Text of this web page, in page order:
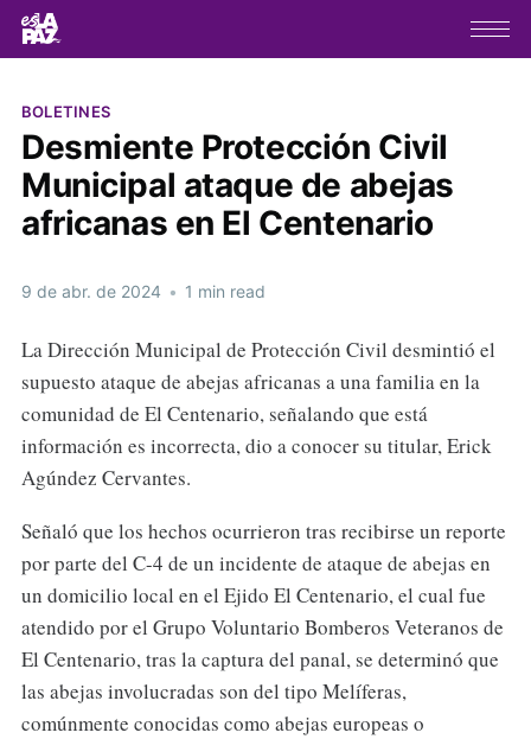
BOLETINES
Desmiente Protección Civil
Municipal ataque de abejas
africanas en El Centenario
9 de abr. de 2024 • 1 min read
La Dirección Municipal de Protección Civil desmintió el
supuesto ataque de abejas africanas a una familia en la
comunidad de El Centenario, señalando que está
información es incorrecta, dio a conocer su titular, Erick
Agúndez Cervantes.
Señaló que los hechos ocurrieron tras recibirse un reporte
por parte del C-4 de un incidente de ataque de abejas en
un domicilio local en el Ejido El Centenario, el cual fue
atendido por el Grupo Voluntario Bomberos Veteranos de
El Centenario, tras la captura del panal, se determinó que
las abejas involucradas son del tipo Melíferas,
comúnmente conocidas como abejas europeas o